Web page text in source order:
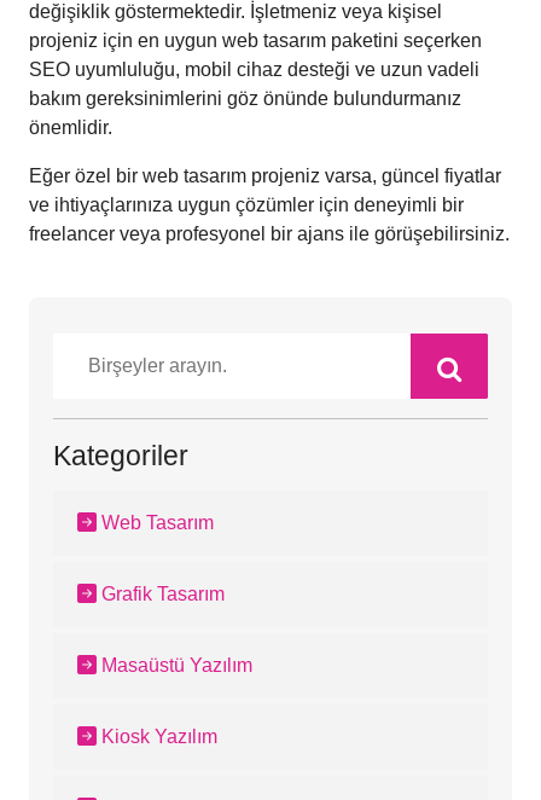
değişiklik göstermektedir. İşletmeniz veya kişisel
projeniz için en uygun web tasarım paketini seçerken
SEO uyumluluğu, mobil cihaz desteği ve uzun vadeli
bakım gereksinimlerini göz önünde bulundurmanız
önemlidir.
Eğer özel bir web tasarım projeniz varsa, güncel fiyatlar
ve ihtiyaçlarınıza uygun çözümler için deneyimli bir
freelancer veya profesyonel bir ajans ile görüşebilirsiniz.
Kategoriler
Web Tasarım
Grafik Tasarım
Masaüstü Yazılım
Kiosk Yazılım